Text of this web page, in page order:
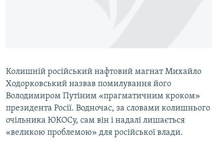
Усі сайти RFE/RL
Колишній російський нафтовий магнат Михайло
Ходорковський назвав помилування його
Володимиром Путіним «прагматичним кроком»
президента Росії. Водночас, за словами колишнього
очільника ЮКОСу, сам він і надалі лишається
«великою проблемою» для російської влади.